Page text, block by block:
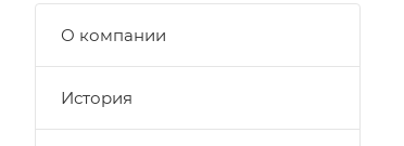
О компании
История